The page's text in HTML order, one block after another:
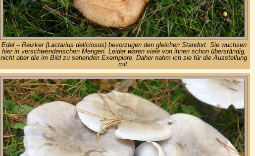
Edel – Reizker (Lactarius deliciosus) bevorzugen den gleichen Standort. Sie wuchsen
hier in verschwenderischen Mengen. Leider waren viele von ihnen schon überständig,
nicht aber die im Bild zu sehenden Exemplare. Daher nahm ich sie für die Ausstellung
mit.